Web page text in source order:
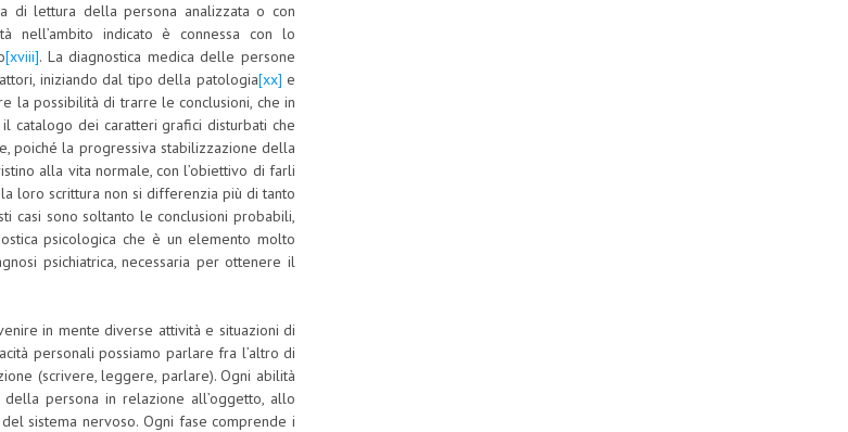
di lettura della persona analizzata o con
nell’ambito indicato è connessa con lo
[xviii]. La diagnostica medica delle persone
iniziando dal tipo della patologia[xx] e
la possibilità di trarre le conclusioni, che in
catalogo dei caratteri grafici disturbati che
poiché la progressiva stabilizzazione della
alla vita normale, con l’obiettivo di farli
loro scrittura non si differenzia più di tanto
casi sono soltanto le conclusioni probabili,
psicologica che è un elemento molto
psichiatrica, necessaria per ottenere il
in mente diverse attività e situazioni di
personali possiamo parlare fra l’altro di
(scrivere, leggere, parlare). Ogni abilità
persona in relazione all’oggetto, allo
sistema nervoso. Ogni fase comprende i